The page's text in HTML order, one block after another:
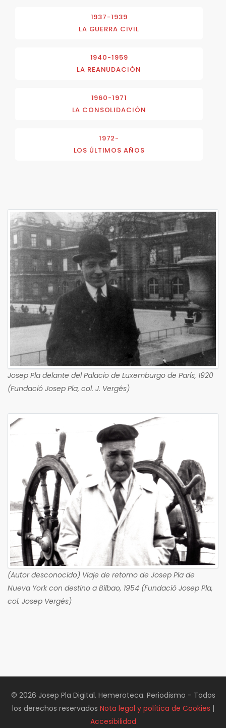
1937-1939
LA GUERRA CIVIL
1940-1959
LA REANUDACIÓN
1960-1971
LA CONSOLIDACIÓN
1972-
LOS ÚLTIMOS AÑOS
Josep Pla delante del Palacio de Luxemburgo de París, 1920
(Fundació Josep Pla, col. J. Vergés)
(Autor desconocido) Viaje de retorno de Josep Pla de
Nueva York con destino a Bilbao, 1954 (Fundació Josep Pla,
col. Josep Vergés)
© 2026 Josep Pla Digital. Hemeroteca. Periodismo - Todos
los derechos reservados Nota legal y política de Cookies |
Accesibilidad